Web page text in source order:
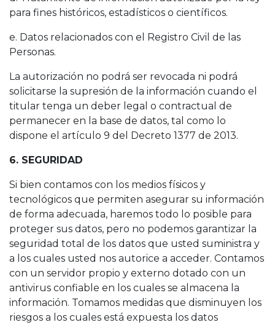
para fines históricos, estadísticos o científicos.
e. Datos relacionados con el Registro Civil de las
Personas.
La autorización no podrá ser revocada ni podrá
solicitarse la supresión de la información cuando el
titular tenga un deber legal o contractual de
permanecer en la base de datos, tal como lo
dispone el artículo 9 del Decreto 1377 de 2013.
6. SEGURIDAD
Si bien contamos con los medios físicos y
tecnológicos que permiten asegurar su información
de forma adecuada, haremos todo lo posible para
proteger sus datos, pero no podemos garantizar la
seguridad total de los datos que usted suministra y
a los cuales usted nos autorice a acceder. Contamos
con un servidor propio y externo dotado con un
antivirus confiable en los cuales se almacena la
información. Tomamos medidas que disminuyen los
riesgos a los cuales está expuesta los datos